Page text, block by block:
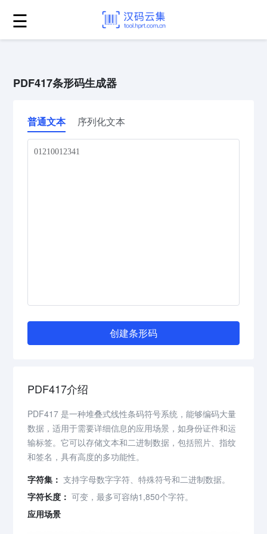
☰
PDF417条形码生成器
普通文本 序列化文本
创建条形码
PDF417介绍
PDF417 是一种堆叠式线性条码符号系统，能够编码大量
数据，适用于需要详细信息的应用场景，如身份证件和运
输标签。它可以存储文本和二进制数据，包括照片、指纹
和签名，具有高度的多功能性。
字符集： 支持字母数字字符、特殊符号和二进制数据。
字符长度： 可变，最多可容纳1,850个字符。
应用场景